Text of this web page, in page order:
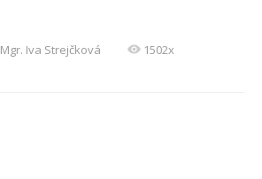
Mgr. Iva Strejčková
1502x